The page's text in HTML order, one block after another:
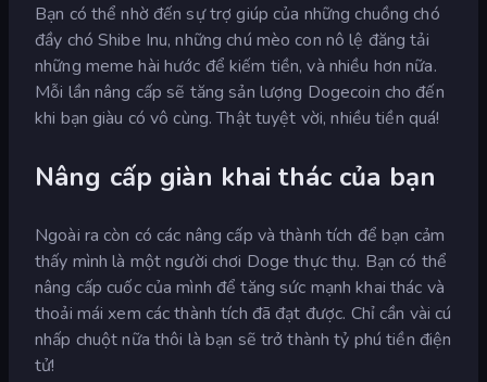
Bạn có thể nhờ đến sự trợ giúp của những chuồng chó
đầy chó Shibe Inu, những chú mèo con nô lệ đăng tải
những meme hài hước để kiếm tiền, và nhiều hơn nữa.
Mỗi lần nâng cấp sẽ tăng sản lượng Dogecoin cho đến
khi bạn giàu có vô cùng. Thật tuyệt vời, nhiều tiền quá!
Nâng cấp giàn khai thác của bạn
Ngoài ra còn có các nâng cấp và thành tích để bạn cảm
thấy mình là một người chơi Doge thực thụ. Bạn có thể
nâng cấp cuốc của mình để tăng sức mạnh khai thác và
thoải mái xem các thành tích đã đạt được. Chỉ cần vài cú
nhấp chuột nữa thôi là bạn sẽ trở thành tỷ phú tiền điện
tử!